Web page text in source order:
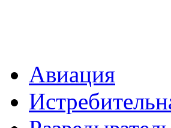
Авиация